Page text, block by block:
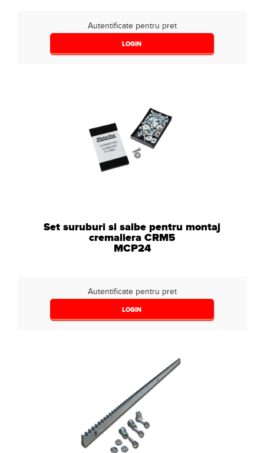
Autentificate pentru pret
LOGIN
Set suruburi si saibe pentru montaj
cremaliera CRM5
MCP24
Autentificate pentru pret
LOGIN